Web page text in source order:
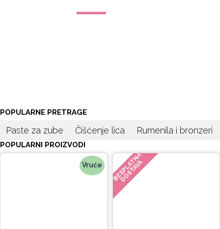
POPULARNE PRETRAGE
Paste za zube Čišćenje lica Rumenila i bronzeri
POPULARNI PROIZVODI
Vruće BESPLATNA
DOSTAVA